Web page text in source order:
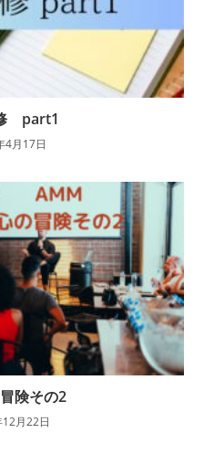
part1
4月17日
険その2
月22日